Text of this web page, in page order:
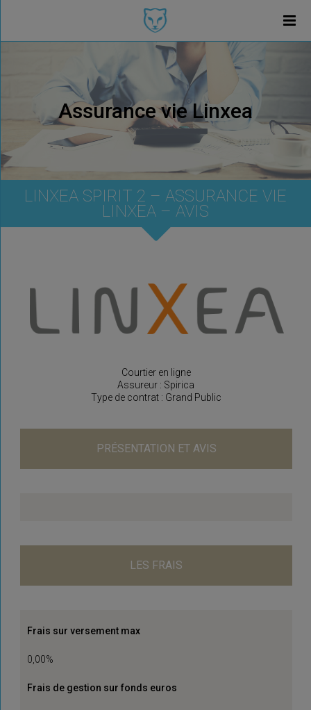
Assurance vie Linxea
LINXEA SPIRIT 2 – ASSURANCE VIE
LINXEA – AVIS
Courtier en ligne
Assureur : Spirica
Type de contrat : Grand Public
PRÉSENTATION ET AVIS
LES FRAIS
Frais sur versement max
0,00%
Frais de gestion sur fonds euros